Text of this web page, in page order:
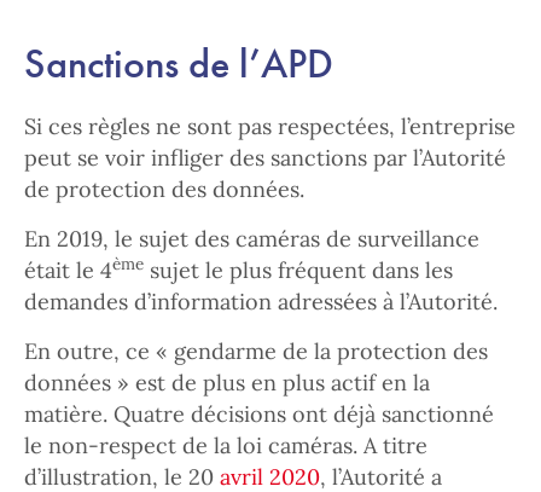
Sanctions de l’APD
Si ces règles ne sont pas respectées, l’entreprise
peut se voir infliger des sanctions par l’Autorité
de protection des données.
En 2019, le sujet des caméras de surveillance
était le 4ème sujet le plus fréquent dans les
demandes d’information adressées à l’Autorité.
En outre, ce « gendarme de la protection des
données » est de plus en plus actif en la
matière. Quatre décisions ont déjà sanctionné
le non-respect de la loi caméras. A titre
d’illustration, le 20 avril 2020, l’Autorité a